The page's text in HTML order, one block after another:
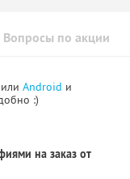
Вопросы по акции
или Android и
:)
на заказ от